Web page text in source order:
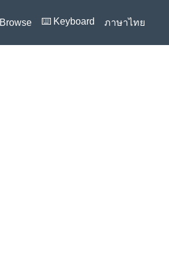
Browse ⌨️ Keyboard ภาษาไทย